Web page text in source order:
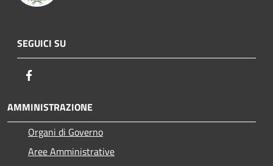
SEGUICI SU
AMMINISTRAZIONE
Organi di Governo
Aree Amministrative